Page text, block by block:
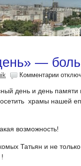
—
Комментарии
день и день памяти
храмы нашей
возможность!
Татьян и не